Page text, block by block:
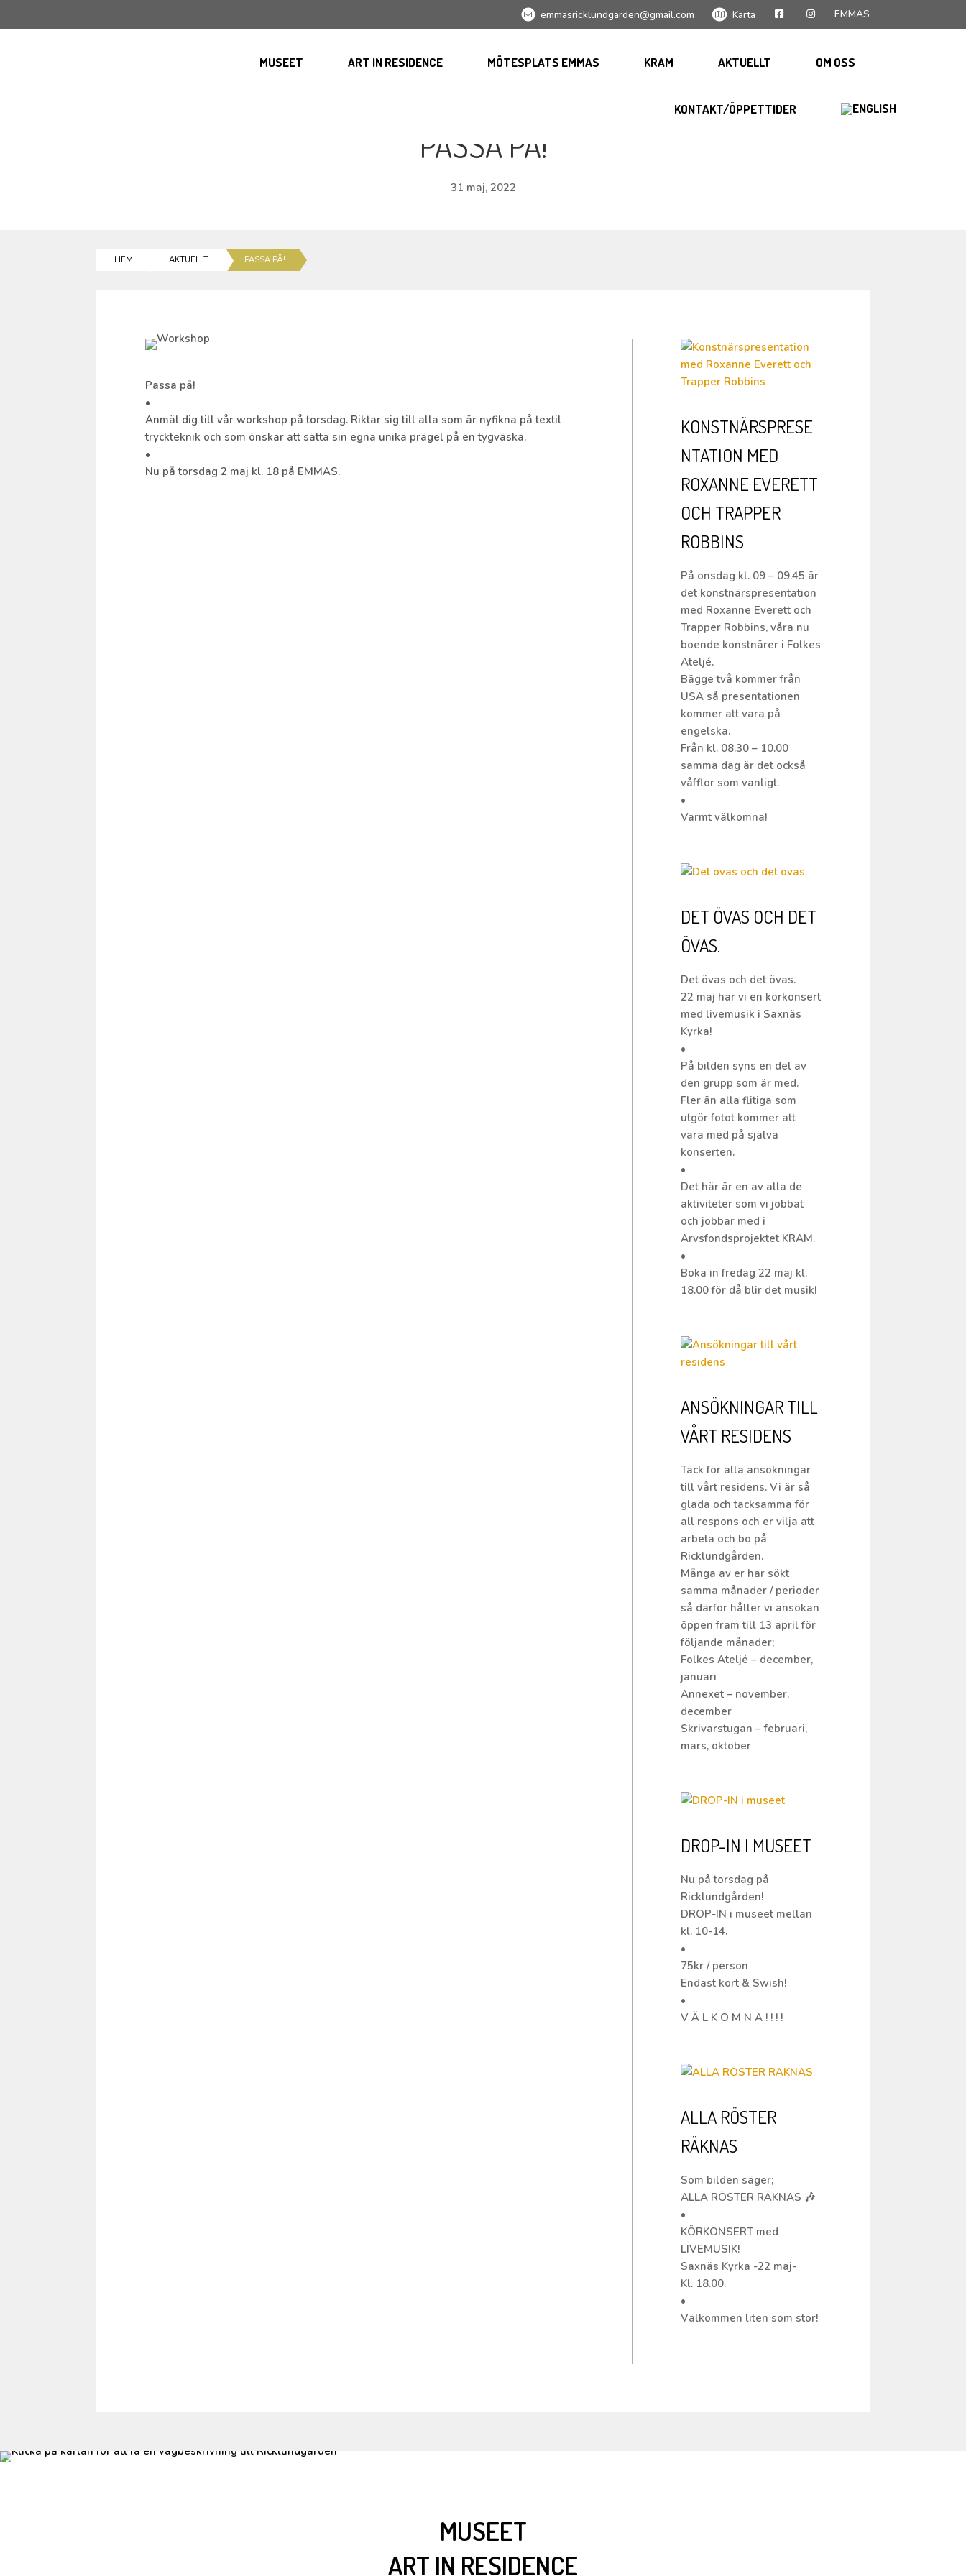
emmasricklundgarden@gmail.com Karta EMMAS
MUSEET ART IN RESIDENCE MÖTESPLATS EMMAS KRAM AKTUELLT OM OSS
KONTAKT/ÖPPETTIDER
PASSA PÅ!
31 maj, 2022
HEM AKTUELLT PASSA PÅ!
Passa på!
•
Anmäl dig till vår workshop på torsdag. Riktar sig till alla som är nyfikna på textil
tryckteknik och som önskar att sätta sin egna unika prägel på en tygväska.
•
Nu på torsdag 2 maj kl. 18 på EMMAS.
KONSTNÄRSPRESE
NTATION MED
ROXANNE EVERETT
OCH TRAPPER
ROBBINS
På onsdag kl. 09 – 09.45 är
det konstnärspresentation
med Roxanne Everett och
Trapper Robbins, våra nu
boende konstnärer i Folkes
Ateljé.
Bägge två kommer från
USA så presentationen
kommer att vara på
engelska.
Från kl. 08.30 – 10.00
samma dag är det också
våfflor som vanligt.
•
Varmt välkomna!
DET ÖVAS OCH DET
ÖVAS.
Det övas och det övas.
22 maj har vi en körkonsert
med livemusik i Saxnäs
Kyrka!
•
På bilden syns en del av
den grupp som är med.
Fler än alla flitiga som
utgör fotot kommer att
vara med på själva
konserten.
•
Det här är en av alla de
aktiviteter som vi jobbat
och jobbar med i
Arvsfondsprojektet KRAM.
•
Boka in fredag 22 maj kl.
18.00 för då blir det musik!
ANSÖKNINGAR TILL
VÅRT RESIDENS
Tack för alla ansökningar
till vårt residens. Vi är så
glada och tacksamma för
all respons och er vilja att
arbeta och bo på
Ricklundgården.
Många av er har sökt
samma månader / perioder
så därför håller vi ansökan
öppen fram till 13 april för
följande månader;
Folkes Ateljé – december,
januari
Annexet – november,
december
Skrivarstugan – februari,
mars, oktober
DROP-IN I MUSEET
Nu på torsdag på
Ricklundgården!
DROP-IN i museet mellan
kl. 10-14.
•
75kr / person
Endast kort & Swish!
•
V Ä L K O M N A ! ! ! !
ALLA RÖSTER
RÄKNAS
Som bilden säger;
ALLA RÖSTER RÄKNAS 🎶
•
KÖRKONSERT med
LIVEMUSIK!
Saxnäs Kyrka -22 maj-
Kl. 18.00.
•
Välkommen liten som stor!
MUSEET
ART IN RESIDENCE